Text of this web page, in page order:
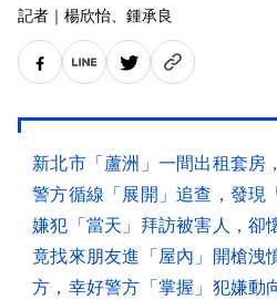
記者 ｜ 楊欣怡、鍾承良
新北市「蘆洲」一間出租套房
警方循線「展開」追查，發現
嫌犯「當天」拜訪被害人，卻
竟找來朋友進「屋內」開槍洩
方，幸好警方「掌握」犯嫌動